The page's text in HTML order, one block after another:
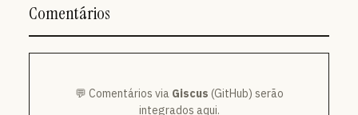
Comentários
💬 Comentários via Giscus (GitHub) serão
integrados aqui.